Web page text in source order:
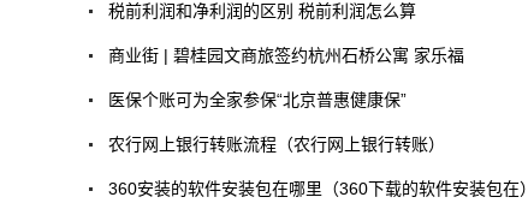
税前利润和净利润的区别 税前利润怎么算
商业街 | 碧桂园文商旅签约杭州石桥公寓 家乐福
医保个账可为全家参保“北京普惠健康保”
农行网上银行转账流程（农行网上银行转账）
360安装的软件安装包在哪里（360下载的软件安装包在）